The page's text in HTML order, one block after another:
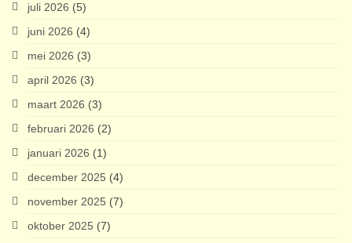
juli 2026 (5)
juni 2026 (4)
mei 2026 (3)
april 2026 (3)
maart 2026 (3)
februari 2026 (2)
januari 2026 (1)
december 2025 (4)
november 2025 (7)
oktober 2025 (7)